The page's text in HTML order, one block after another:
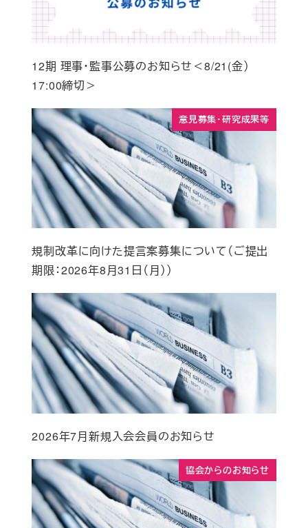
12期 理事・監事公募のお知らせ＜8/21(金）
17:00締切＞
意見募集・研究成果等
規制改革に向けた提言案募集について（ご提出
期限：2026年8月31日（月））
2026年7月新規入会会員のお知らせ
協会からのお知らせ